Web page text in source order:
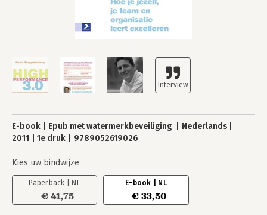
E-book Epub met watermerkbeveiliging
Nederlands
2011
1e druk 9789052619026
Kies uw bindwijze
Paperback | NL
€ 41,75
E-book | NL
€ 33,50